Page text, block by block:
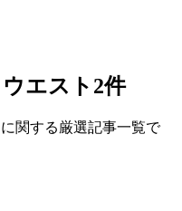
エスト 2件
関する厳選記事一覧で